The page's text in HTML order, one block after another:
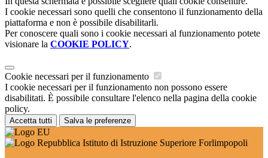
I cookie necessari sono quelli che consentono il funzionamento della
piattaforma e non è possibile disabilitarli.
Per conoscere quali sono i cookie necessari al funzionamento potete
visionare la COOKIE POLICY.
Cookie necessari per il funzionamento
I cookie necessari per il funzionamento non possono essere
disabilitati. È possibile consultare l'elenco nella pagina della cookie
policy.
Accetta tutti Salva le preferenze
Istituto di Istruzione Superiore Forlimpopoli